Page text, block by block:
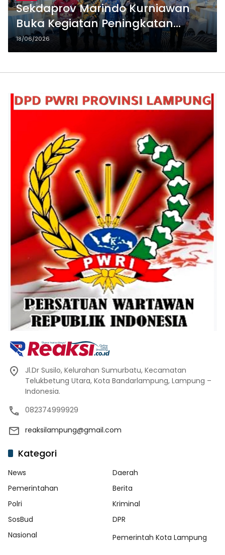
Sekdaprov Marindo Kurniawan
Buka Kegiatan Peningkatan
Kapasitas Pengadaan
Barang/Jasa Yang
Diselenggarakan LKPP
18/06/2026
Jl.Dr Susilo, Kelurahan Sumurbatu, Kecamatan
Telukbetung Utara, Kota Bandarlampung, Lampung –
Indonesia.
082374999929
reaksilampung@gmail.com
Kategori
News
Daerah
Pemerintahan
Berita
Polri
Kriminal
SosBud
DPR
Nasional
Pemerintah Kota Lampung